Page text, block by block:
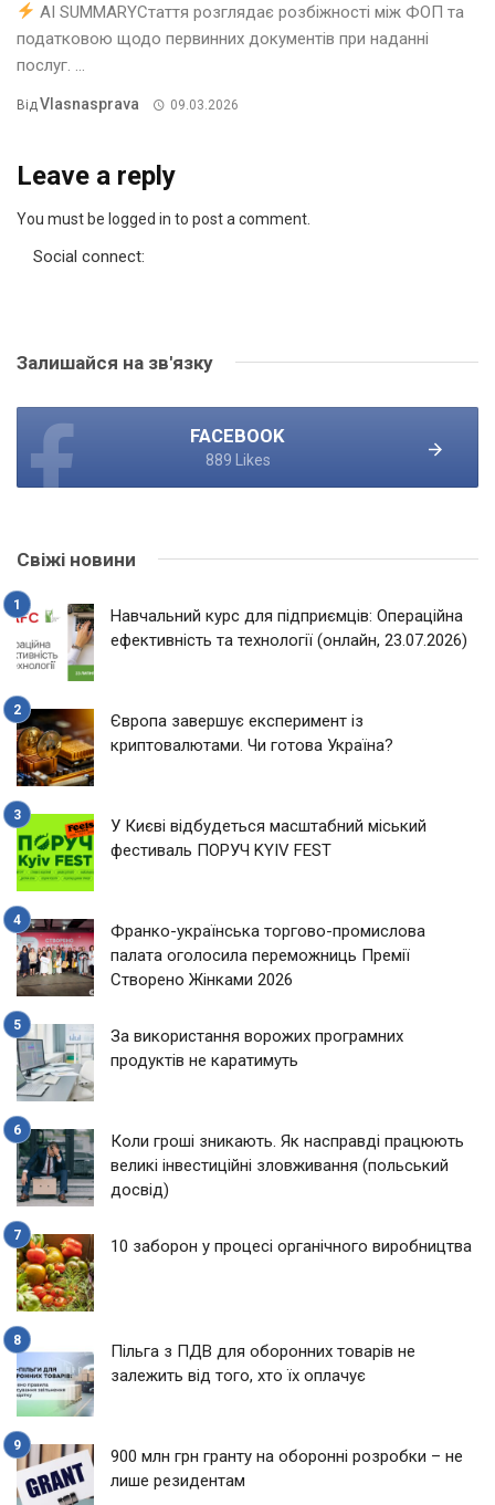
AI SUMMARYСтаття розглядає розбіжності між ФОП та
податковою щодо первинних документів при наданні
послуг. ...
ВідVlasnasprava 09.03.2026
Leave a reply
You must be logged in to post a comment.
Social connect:
Залишайся на зв'язку
FACEBOOK
889 Likes
Свіжі новини
Навчальний курс для підприємців: Операційна
ефективність та технології (онлайн, 23.07.2026)
Європа завершує експеримент із
криптовалютами. Чи готова Україна?
У Києві відбудеться масштабний міський
фестиваль ПОРУЧ KYIV FEST
Франко-українська торгово-промислова
палата оголосила переможниць Премії
Створено Жінками 2026
За використання ворожих програмних
продуктів не каратимуть
Коли гроші зникають. Як насправді працюють
великі інвестиційні зловживання (польський
досвід)
10 заборон у процесі органічного виробництва
Пільга з ПДВ для оборонних товарів не
залежить від того, хто їх оплачує
900 млн грн гранту на оборонні розробки – не
лише резидентам